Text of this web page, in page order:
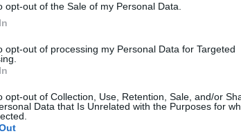
opt-out of the Sale of my Personal Data.
opt-out of processing my Personal Data for Targeted
opt-out of Collection, Use, Retention, Sale, and/or
Data that Is Unrelated with the Purposes for
e nem maradhat fenn több millió évig,
példányban is. A kollagén egy fehérje,
módszere eltér a növényi alapú
folyamat közvetlenül bőrszerű